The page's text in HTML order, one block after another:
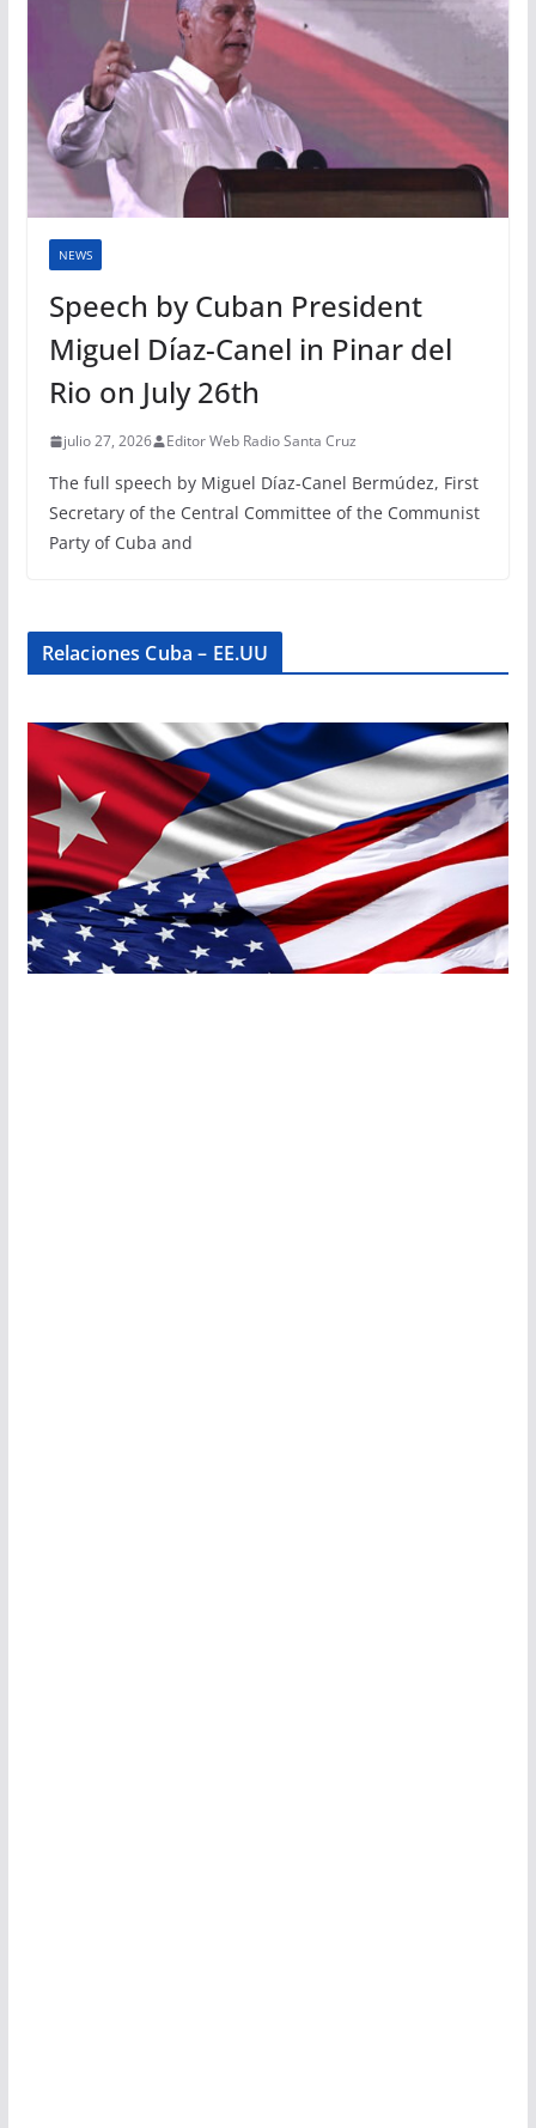
NEWS
Speech by Cuban President
Miguel Díaz-Canel in Pinar del
Rio on July 26th
julio 27, 2026 Editor Web Radio Santa Cruz
The full speech by Miguel Díaz-Canel Bermúdez, First
Secretary of the Central Committee of the Communist
Party of Cuba and
Relaciones Cuba – EE.UU